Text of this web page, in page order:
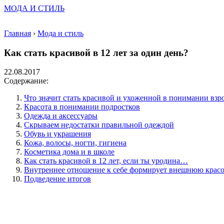
МОДА И СТИЛЬ
Главная › Мода и стиль
Как стать красивой в 12 лет за один день?
22.08.2017
Содержание:
Что значит стать красивой и ухоженной в понимании
Красота в понимании подростков
Одежда и аксессуары
Скрываем недостатки правильной одеждой
Обувь и украшения
Кожа, волосы, ногти, гигиена
Косметика дома и в школе
Как стать красивой в 12 лет, если ты уродина…
Внутреннее отношение к себе формирует внешнюю
Подведение итогов